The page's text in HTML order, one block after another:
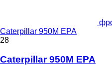
Caterpillar 950M EPA
28
Caterpillar 950M EPA